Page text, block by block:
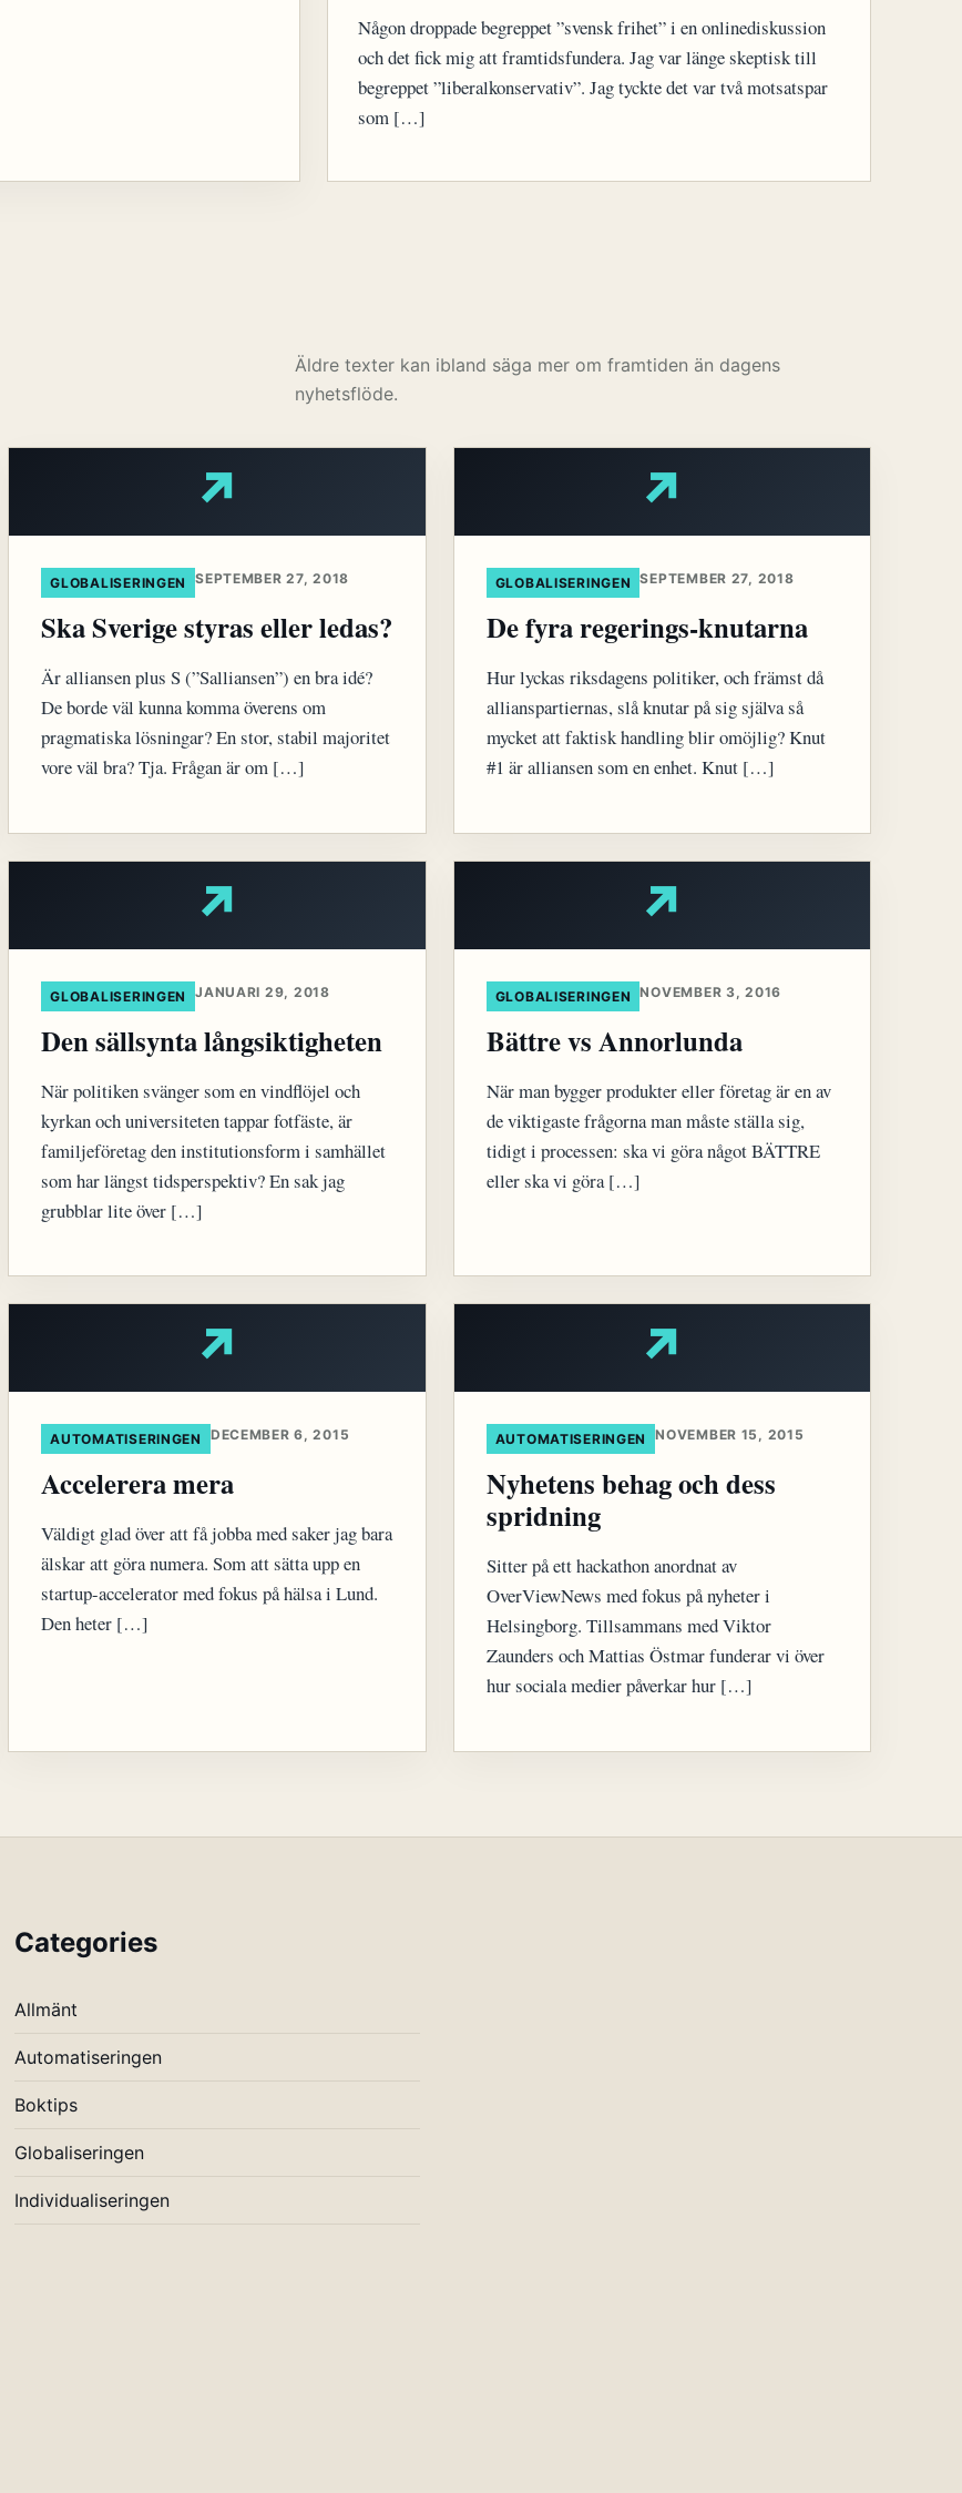
Någon droppade begreppet ”svensk frihet” i en onlinediskussion
och det fick mig att framtidsfundera. Jag var länge skeptisk till
begreppet ”liberalkonservativ”. Jag tyckte det var två motsatspar
som […]
Äldre texter kan ibland säga mer om framtiden än dagens
nyhetsflöde.
↗
GLOBALISERINGEN SEPTEMBER 27, 2018
Ska Sverige styras eller ledas?
Är alliansen plus S (”Salliansen”) en bra idé?
De borde väl kunna komma överens om
pragmatiska lösningar? En stor, stabil majoritet
vore väl bra? Tja. Frågan är om […]
↗
GLOBALISERINGEN SEPTEMBER 27, 2018
De fyra regerings-knutarna
Hur lyckas riksdagens politiker, och främst då
allianspartiernas, slå knutar på sig själva så
mycket att faktisk handling blir omöjlig? Knut
#1 är alliansen som en enhet. Knut […]
↗
GLOBALISERINGEN JANUARI 29, 2018
Den sällsynta långsiktigheten
När politiken svänger som en vindflöjel och
kyrkan och universiteten tappar fotfäste, är
familjeföretag den institutionsform i samhället
som har längst tidsperspektiv? En sak jag
grubblar lite över […]
↗
GLOBALISERINGEN NOVEMBER 3, 2016
Bättre vs Annorlunda
När man bygger produkter eller företag är en av
de viktigaste frågorna man måste ställa sig,
tidigt i processen: ska vi göra något BÄTTRE
eller ska vi göra […]
↗
AUTOMATISERINGEN DECEMBER 6, 2015
Accelerera mera
Väldigt glad över att få jobba med saker jag bara
älskar att göra numera. Som att sätta upp en
startup-accelerator med fokus på hälsa i Lund.
Den heter […]
↗
AUTOMATISERINGEN NOVEMBER 15, 2015
Nyhetens behag och dess
spridning
Sitter på ett hackathon anordnat av
OverViewNews med fokus på nyheter i
Helsingborg. Tillsammans med Viktor
Zaunders och Mattias Östmar funderar vi över
hur sociala medier påverkar hur […]
Categories
Allmänt
Automatiseringen
Boktips
Globaliseringen
Individualiseringen